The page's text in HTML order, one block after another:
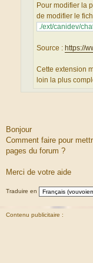
e
Pour modifier la
de modifier le
./ext/canidev/
Source : https://
Cette extension
loin la plus
Bonjour
Comment faire pour
pages du forum ?
Merci de votre aide
Traduire en
Contenu publicitaire :